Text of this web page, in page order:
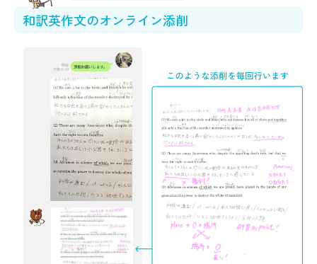
和訳英作文のオンライン添削